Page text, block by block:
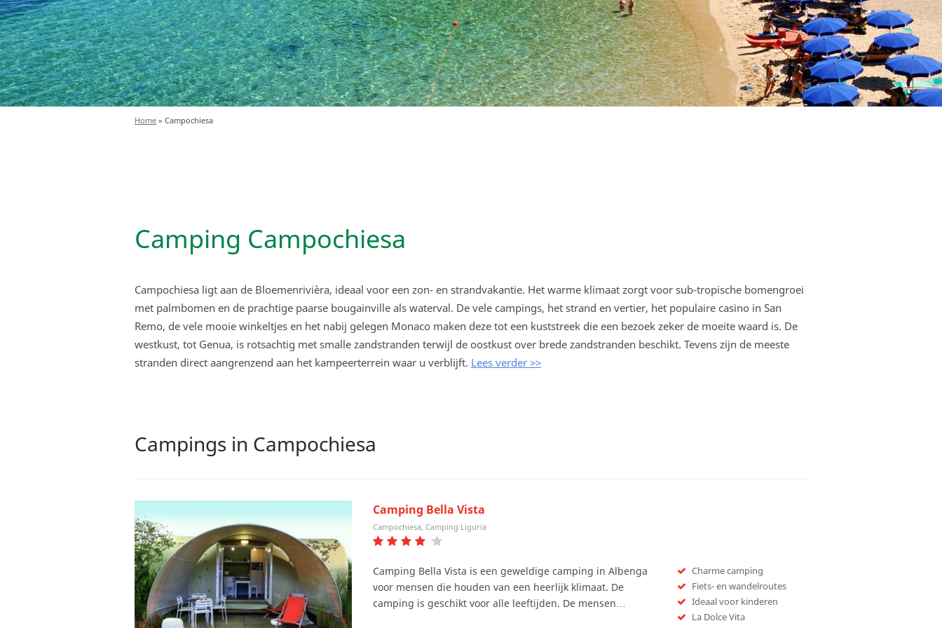
Home » Campochiesa
Camping Campochiesa
Campochiesa ligt aan de Bloemenrivièra, ideaal voor een zon- en strandvakantie. Het warme klimaat zorgt voor sub-tropische bomengroei
met palmbomen en de prachtige paarse bougainville als waterval. De vele campings, het strand en vertier, het populaire casino in San
Remo, de vele mooie winkeltjes en het nabij gelegen Monaco maken deze tot een kuststreek die een bezoek zeker de moeite waard is. De
westkust, tot Genua, is rotsachtig met smalle zandstranden terwijl de oostkust over brede zandstranden beschikt. Tevens zijn de meeste
stranden direct aangrenzend aan het kampeerterrein waar u verblijft. Lees verder >>
Campings in Campochiesa
Camping Bella Vista
Campochiesa, Camping Liguria
Camping Bella Vista is een geweldige camping in Albenga
voor mensen die houden van een heerlijk klimaat. De
camping is geschikt voor alle leeftijden. De mensen…
Charme camping
Fiets- en wandelroutes
Ideaal voor kinderen
La Dolce Vita